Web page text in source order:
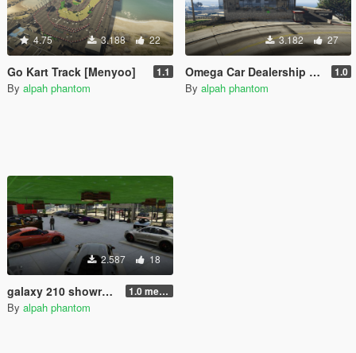
4.75 3.188 22
Go Kart Track [Menyoo] 1.1
By alpah phantom
3.182 27
Omega Car Dealership [Menyoo] [Mapbuilder] 1.0
By alpah phantom
2.587 18
galaxy 210 showroom or personal garage 1.0 menyoo
By alpah phantom